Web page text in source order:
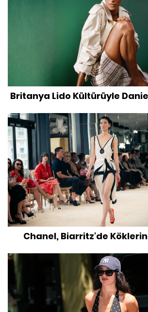
Britanya Lido Kültürüyle
Chanel, Biarritz'de